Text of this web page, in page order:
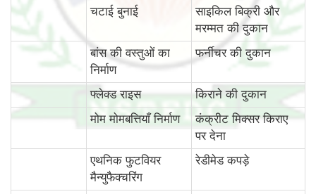
चटाई बुनाई
साइकिल बिक्री और
मरम्मत की दुकान
बांस की वस्‍तुओं का
निर्माण
फर्नीचर की दुकान
फ्लेक्ड राइस
किराने की दुकान
मोम मोमबत्तियाँ निर्माण
कंक्रीट मिक्सर किराए
पर देना
एथनिक फुटवियर
मैन्युफैक्चरिंग
रेडीमेड कपड़े